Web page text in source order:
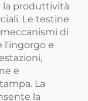
la produttività
Le testine
di
l'ingorgo e
e
La
la